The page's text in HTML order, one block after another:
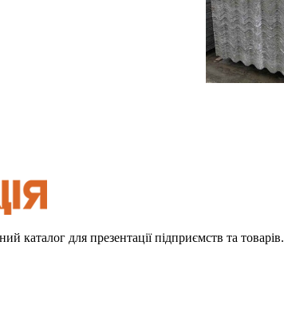
каталог для презентації підприємств та товарів.